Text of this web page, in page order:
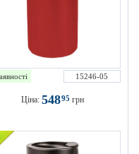
15246-05
Ціна: 54895 грн